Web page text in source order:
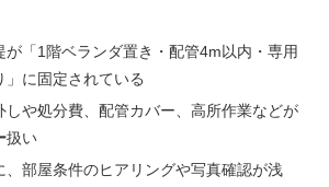
が「1階ベランダ置き・配管4m以内・専用
」に固定されている
しや処分費、配管カバー、高所作業などが
扱い
、部屋条件のヒアリングや写真確認が浅